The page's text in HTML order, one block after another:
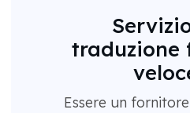
traduzione
Essere un